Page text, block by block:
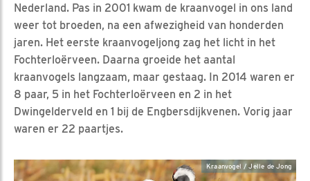
Nederland. Pas in 2001 kwam de kraanvogel in ons land
weer tot broeden, na een afwezigheid van honderden
jaren. Het eerste kraanvogeljong zag het licht in het
Fochterloërveen. Daarna groeide het aantal
kraanvogels langzaam, maar gestaag. In 2014 waren er
8 paar, 5 in het Fochterloërveen en 2 in het
Dwingelderveld en 1 bij de Engbersdijkvenen. Vorig jaar
waren er 22 paartjes.
Kraanvogel / Jelle de Jong